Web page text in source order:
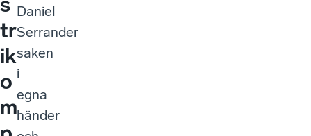
tr
ik
o
m
Daniel
Serrander
saken
i
egna
händer